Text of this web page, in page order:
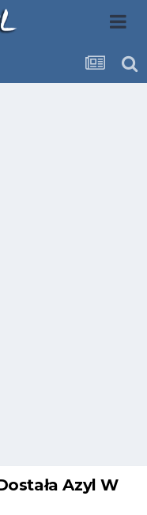
Azyl W